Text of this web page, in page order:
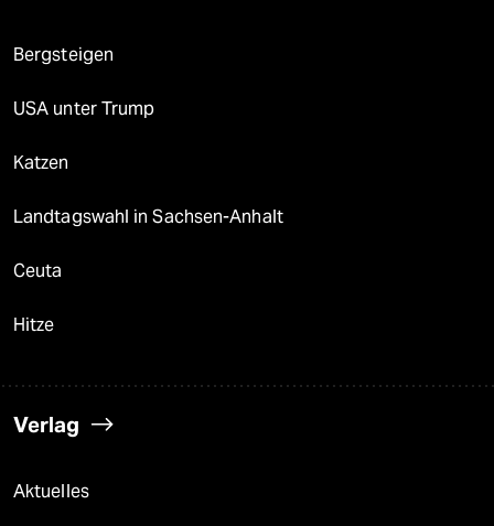
Bergsteigen
USA unter Trump
Katzen
Landtagswahl in Sachsen-Anhalt
Ceuta
Hitze
Verlag
Aktuelles